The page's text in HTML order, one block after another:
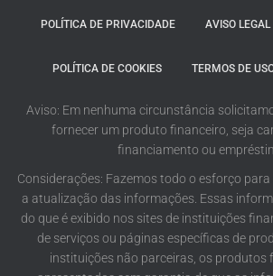
POLÍTICA DE PRIVACIDADE AVISO LEGAL
POLÍTICA DE COOKIES TERMOS DE
Aviso: Em nenhuma circunstância
fornecer um produto financeiro, seja
financiamento ou
Considerações: Fazemos todo o esforço
a atualização das informações. Essas
do que é exibido nos sites de instituições
de serviços ou páginas específicas de
instituições não parceiras, os produtos